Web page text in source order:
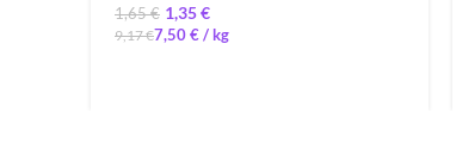
1,65€ 1,35€
9,17€7,50€/